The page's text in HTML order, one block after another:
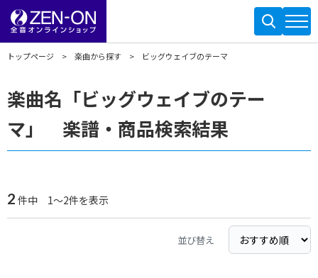
トップページ 楽曲から探す ビッグウェイブのテーマ
楽曲名「ビッグウェイブのテー
マ」 楽譜・商品検索結果
2 件中 1～2件を表示
並び替え